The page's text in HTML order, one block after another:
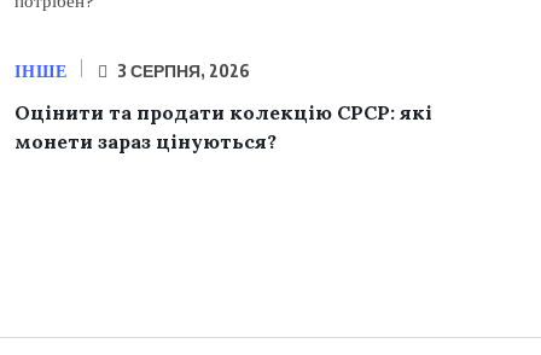
ІНШЕ 3 СЕРПНЯ, 2026
Оцінити та продати колекцію СРСР: які
монети зараз цінуються?